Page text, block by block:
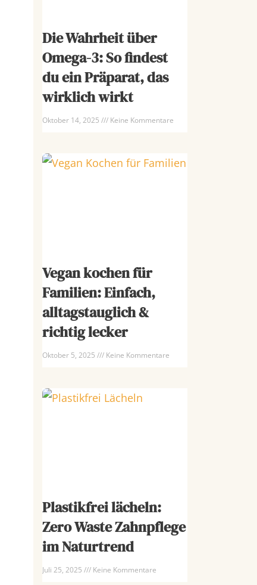
Die Wahrheit über
Omega-3: So findest
du ein Präparat, das
wirklich wirkt
Oktober 14, 2025 Keine Kommentare
Vegan kochen für
Familien: Einfach,
alltagstauglich &
richtig lecker
Oktober 5, 2025 Keine Kommentare
Plastikfrei lächeln:
Zero Waste Zahnpflege
im Naturtrend
Juli 25, 2025 Keine Kommentare